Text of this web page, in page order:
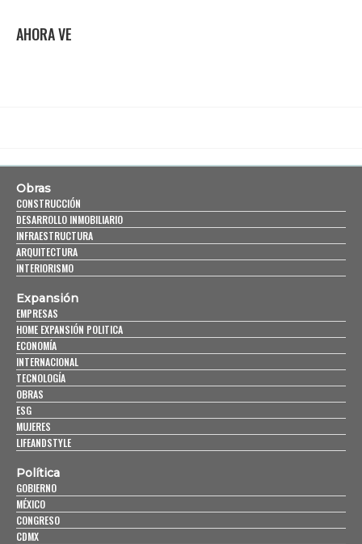
AHORA VE
Obras
CONSTRUCCIÓN
DESARROLLO INMOBILIARIO
INFRAESTRUCTURA
ARQUITECTURA
INTERIORISMO
Expansión
EMPRESAS
HOME EXPANSIÓN POLITICA
ECONOMÍA
INTERNACIONAL
TECNOLOGÍA
OBRAS
ESG
MUJERES
LIFEANDSTYLE
Política
GOBIERNO
MÉXICO
CONGRESO
CDMX